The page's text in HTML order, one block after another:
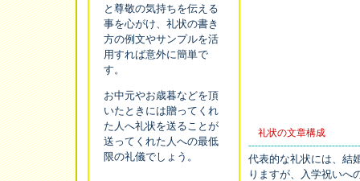
と尊敬の気持ちを伝える
事を心がけ、礼状の書き
方の例文やサンプルを活
用すれば意外に簡単で
す。
お中元やお歳暮などを頂
いたときには贈ってくれ
た人へ礼状を送ることが
送ってくれた人への最低
限の礼儀でしょう。
礼状の文章構成
代表的な礼状には、結
りますが、入学祝いへ